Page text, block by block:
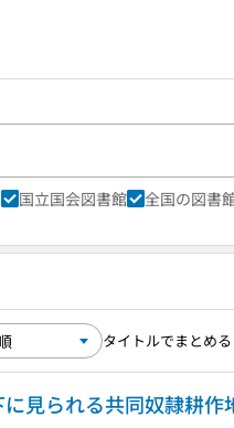
国立国会図書館 全国の図書
タイトルでまとめる
見られる共同奴隷耕作